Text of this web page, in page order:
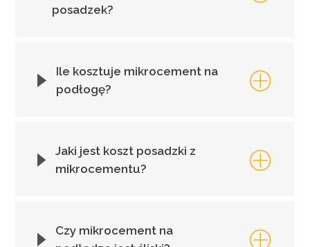
posadzek?
Ile kosztuje mikrocement na
podłogę?
Jaki jest koszt posadzki z
mikrocementu?
Czy mikrocement na